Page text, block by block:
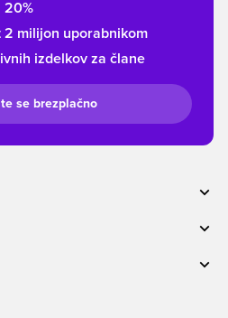
20%
2 milijon uporabnikom
izdelkov za člane
se brezplačno